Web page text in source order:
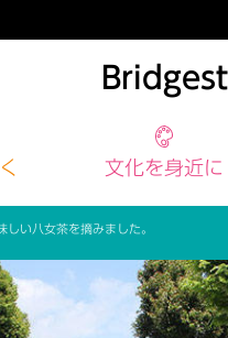
文化を身近に
い八女茶を摘みました。